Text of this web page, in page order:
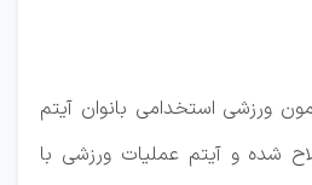
ورزشی استخدامی بانوان آیتم
شده و آیتم عملیات ورزشی با